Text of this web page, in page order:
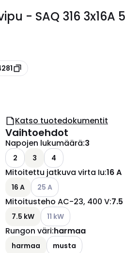
- SAQ 316 3x16A
Katso tuotedokumentit
Vaihtoehdot
Napojen lukumäärä:3
2 3 4
Mitoitettu jatkuva virta Iu:16 A
16 A Katso käytettävissä olevat
25 A
Mitoitusteho AC-23, 400 V:
7.5 kW Katso käytettävissä
11 kW
Rungon väri:harmaa
harmaa musta